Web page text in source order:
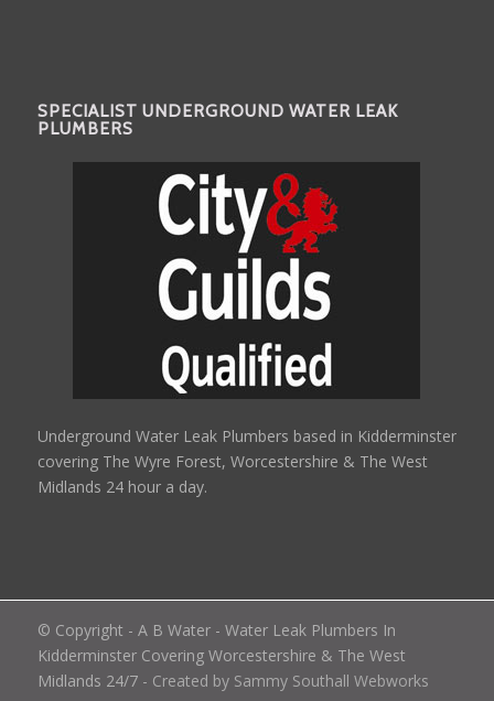
SPECIALIST UNDERGROUND WATER LEAK
PLUMBERS
Underground Water Leak Plumbers based in Kidderminster
covering The Wyre Forest, Worcestershire & The West
Midlands 24 hour a day.
© Copyright - A B Water - Water Leak Plumbers In
Kidderminster Covering Worcestershire & The West
Midlands 24/7- Created by Sammy Southall Webworks